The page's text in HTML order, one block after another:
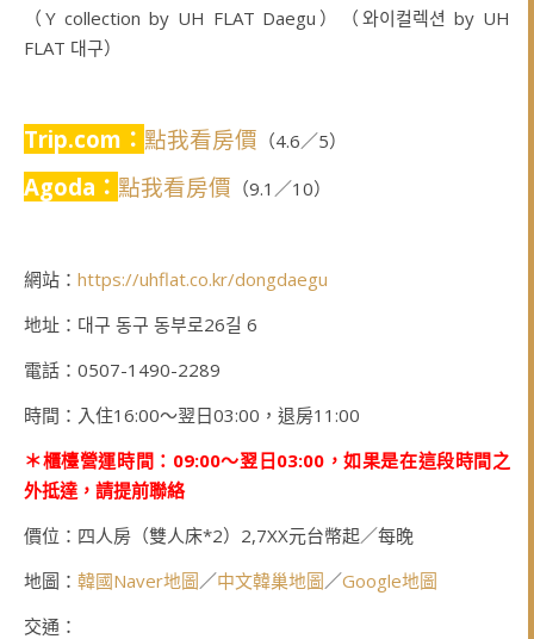
（Y collection by UH FLAT Daegu）（와이컬렉션 by UH
FLAT 대구）
Trip.com： 點我看房價 （4.6／5）
Agoda： 點我看房價 （9.1／10）
網站： https://uhflat.co.kr/dongdaegu
地址：대구 동구 동부로26길 6
電話：0507-1490-2289
時間：入住16:00～翌日03:00，退房11:00
＊櫃檯營運時間：09:00～翌日03:00，如果是在這段時間之
外抵達，請提前聯絡
價位：四人房（雙人床*2）2,7XX元台幣起／每晚
地圖： 韓國Naver地圖／中文韓巢地圖／Google地圖
交通：